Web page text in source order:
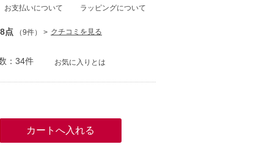
お支払いについて ラッピングについて
点 （9件） クチコミを見る
：34件 お気に入りとは